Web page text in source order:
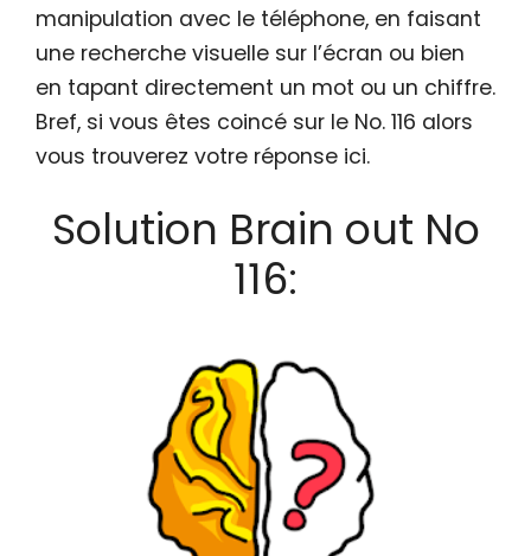
manipulation avec le téléphone, en faisant
une recherche visuelle sur l’écran ou bien
en tapant directement un mot ou un chiffre.
Bref, si vous êtes coincé sur le No. 116 alors
vous trouverez votre réponse ici.
Solution Brain out No
116: